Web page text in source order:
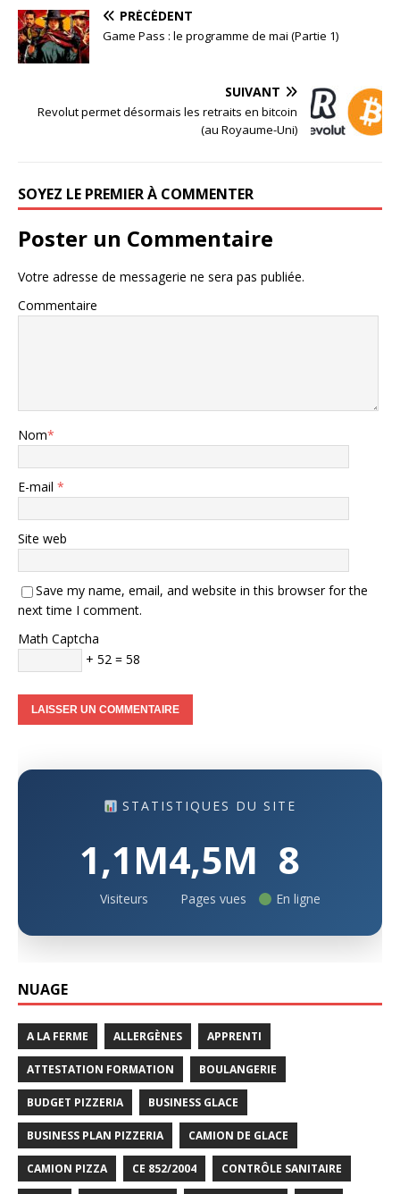
PRÉCÉDENT
Game Pass : le programme de mai (Partie 1)
SUIVANT
Revolut permet désormais les retraits en bitcoin
(au Royaume-Uni)
SOYEZ LE PREMIER À COMMENTER
Poster un Commentaire
Votre adresse de messagerie ne sera pas publiée.
Commentaire
Nom*
E-mail *
Site web
Save my name, email, and website in this browser for the
next time I comment.
Math Captcha
+ 52 = 58
STATISTIQUES DU SITE
1,1M
Visiteurs
4,5M
Pages vues
8
En ligne
NUAGE
A LA FERME ALLERGÈNES APPRENTI
ATTESTATION FORMATION BOULANGERIE
BUDGET PIZZERIA BUSINESS GLACE
BUSINESS PLAN PIZZERIA CAMION DE GLACE
CAMION PIZZA CE 852/2004 CONTRÔLE SANITAIRE